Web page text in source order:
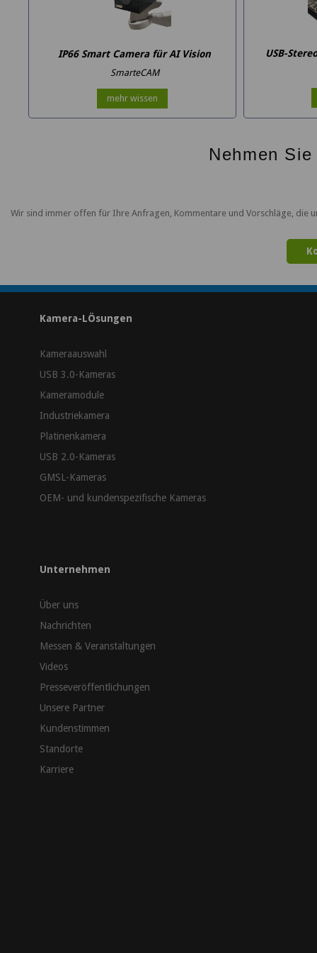
IP66 Smart Camera für AI Vision
SmarteCAM
mehr wissen
USB-
Nehmen
Wir sind immer offen für Ihre Anfragen, Kommentare und Vorschläge, die
Kamera-LÖsungen
Kameraauswahl
USB 3.0-Kameras
Kameramodule
Industriekamera
Platinenkamera
USB 2.0-Kameras
GMSL-Kameras
OEM- und kundenspezifische Kameras
Unternehmen
Über uns
Nachrichten
Messen & Veranstaltungen
Videos
Presseveröffentlichungen
Unsere Partner
Kundenstimmen
Standorte
Karriere